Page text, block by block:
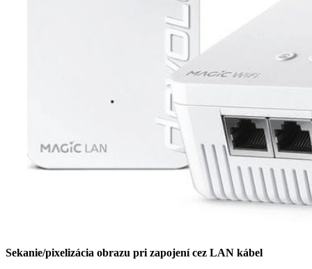
Sekanie/pixelizácia obrazu pri zapojení cez LAN kábel